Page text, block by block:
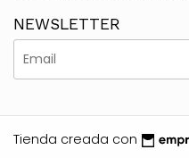
NEWSLETTER
Tienda creada con